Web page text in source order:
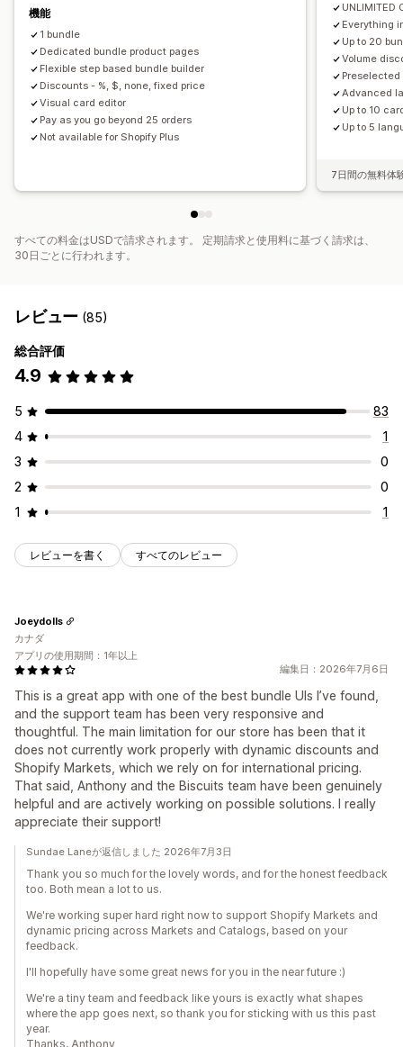
機能
1 bundle
Dedicated bundle product pages
Flexible step based bundle builder
Discounts - %, $, none, fixed price
Visual card editor
Pay as you go beyond 25 orders
Not available for Shopify Plus
UNLIMITED
Everything
Up to 20
Volume
Advanced
Up to 10
Up to 5
7日間の無料体
すべての料金はUSDで請求されます。 定期請求と使用料に基づく請求は、
30日ごとに行われます。
レビュー (85)
総合評価
4.9
5
83
4
1
3
0
2
0
1
1
レビューを書く すべてのレビュー
編集日：2026年7月6日
This is a great app with one of the best bundle UIs I’ve found,
and the support team has been very responsive and
thoughtful. The main limitation for our store has been that it
does not currently work properly with dynamic discounts and
Shopify Markets, which we rely on for international pricing.
That said, Anthony and the Biscuits team have been genuinely
helpful and are actively working on possible solutions. I really
appreciate their support!
Joeydolls
カナダ
アプリの使用期間：1年以上
Sundae Laneが返信しました 2026年7月3日
Thank you so much for the lovely words, and for the honest feedback
too. Both mean a lot to us.
We're working super hard right now to support Shopify Markets and
dynamic pricing across Markets and Catalogs, based on your
feedback.
I'll hopefully have some great news for you in the near future :)
We're a tiny team and feedback like yours is exactly what shapes
where the app goes next, so thank you for sticking with us this past
year.
Thanks, Anthony